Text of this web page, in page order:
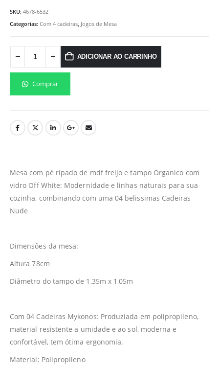
SKU: 4678-6532
Categorias: Com 4 cadeiras, Jogos de Mesa
ADICIONAR AO CARRINHO
Comprar
Mesa com pé ripado de mdf freijo e tampo Organico com
vidro Off White: Modernidade e linhas naturais para sua
cozinha, combinando com uma 04 belissimas Cadeiras
Nude
Dimensões da mesa:
Altura 78cm
Diâmetro do tampo de 1,35m x 1,05m
Com 04 Cadeiras Mykonos: Produziada em polipropileno,
material resistente a umidade e ao sol, moderna e
confortável, tem ótima ergonomia.
Material: Polipropileno